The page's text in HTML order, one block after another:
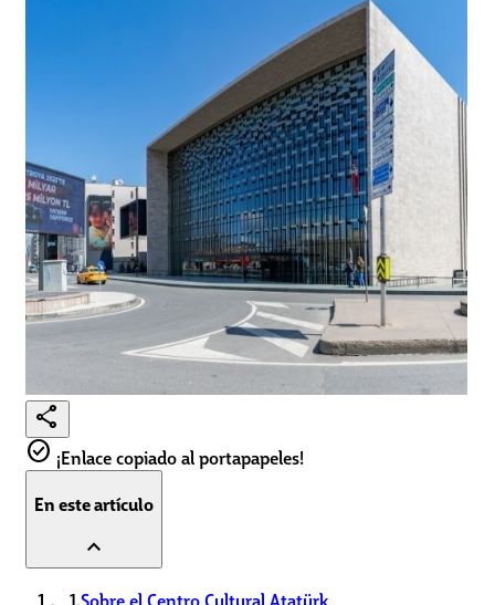
share
check_circle ¡Enlace copiado al portapapeles!
En este artículo
expand_less
1.Sobre el Centro Cultural Atatürk